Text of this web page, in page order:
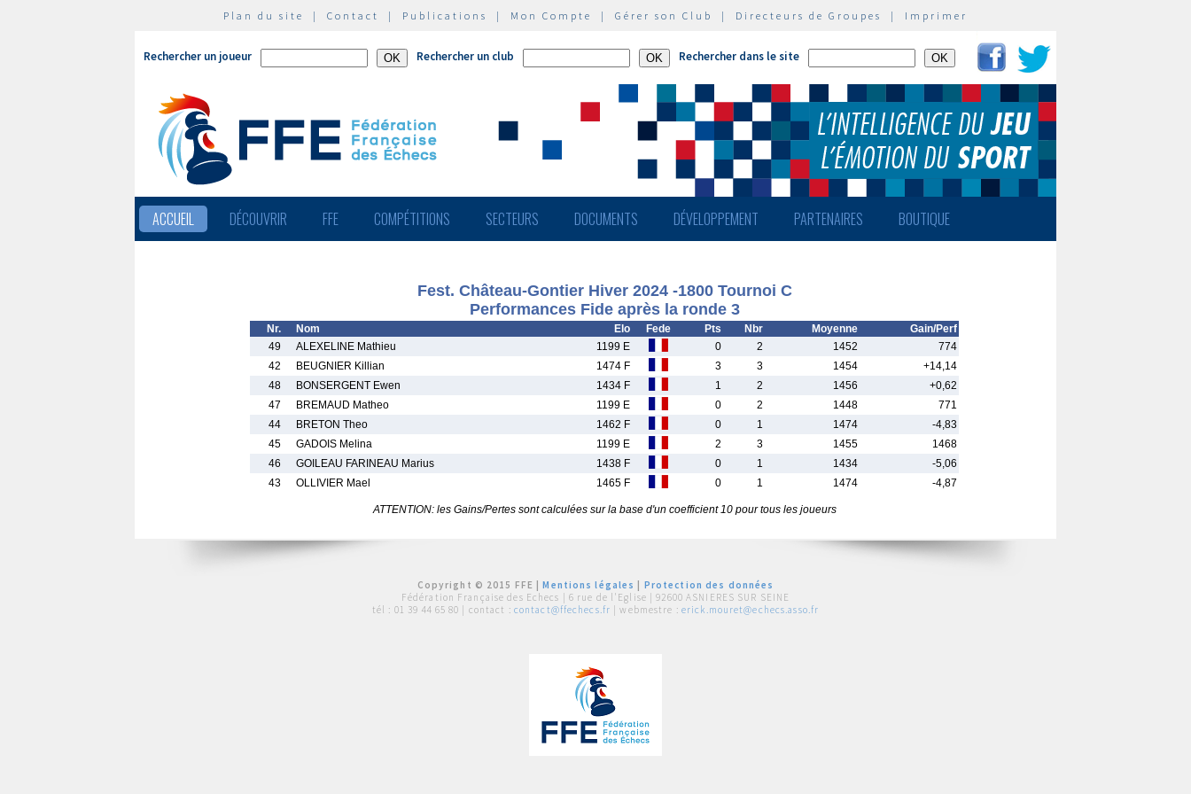
Plan du site | Contact | Publications | Mon Compte | Gérer son Club | Directeurs de Groupes | Imprimer
Rechercher un joueur Rechercher un club Rechercher dans le site
ACCUEIL DÉCOUVRIR FFE COMPÉTITIONS SECTEURS DOCUMENTS DÉVELOPPEMENT PARTENAIRES BOUTIQUE
Fest. Château-Gontier Hiver 2024 -1800 Tournoi C
Performances Fide après la ronde 3
Nr. Nom Elo Fede Pts Nbr Moyenne
Gain/Perf
49
ALEXELINE Mathieu 1199 E 0 2 1452
774
42
BEUGNIER Killian 1474 F 3 3 1454
+14,14
48
BONSERGENT Ewen 1434 F 1 2 1456
+0,62
47
BREMAUD Matheo 1199 E 0 2 1448
771
44
BRETON Theo 1462 F 0 1 1474
-4,83
45
GADOIS Melina 1199 E 2 3 1455
1468
46
GOILEAU FARINEAU Marius 1438 F 0 1 1434
-5,06
43
OLLIVIER Mael 1465 F 0 1 1474 -4,87
ATTENTION: les Gains/Pertes sont calculées sur la base d'un coefficient 10 pour tous les joueurs
Copyright © 2015 FFE |Mentions légales
Protection des données
Fédération Française des Echecs | 6 rue de l'Eglise | 92600 ASNIERES SUR SEINE
tél : 01 39 44 65 80 | contact : contact@ffechecs.fr | webmestre : erick.mouret@echecs.asso.fr